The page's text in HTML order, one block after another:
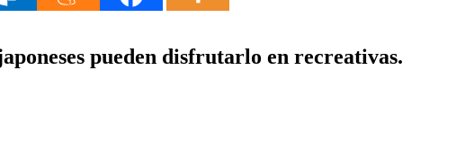
pueden disfrutarlo en recreativas.